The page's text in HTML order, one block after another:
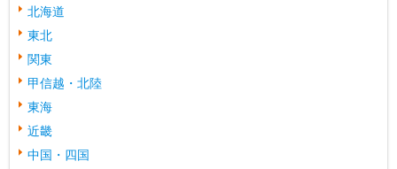
北海道
東北
関東
甲信越・北陸
東海
近畿
中国・四国